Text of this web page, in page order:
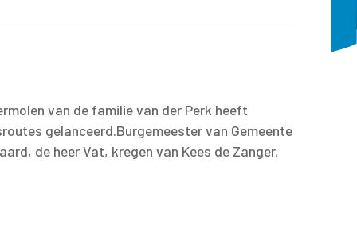
van de familie van der Perk heeft
gelanceerd.Burgemeester van Gemeente
de heer Vat, kregen van Kees de Zanger,